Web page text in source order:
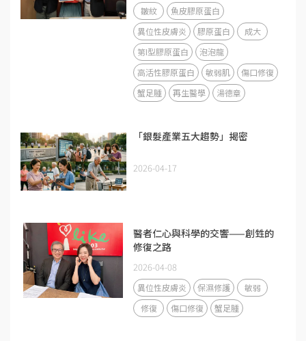
皺紋
魚皮膠原蛋白
異位性皮膚炎
膠原蛋白
成大
第I型膠原蛋白
泡泡龍
高活性膠原蛋白
敏弱肌
傷口修復
蟹足腫
再生醫學 湯德章
「銀髮產業五大趨勢」揭密
2026-04-17
醫者仁心與科學的交響——創甡的
修復之路
2026-04-08
異位性皮膚炎 保濕修護
敏弱
修復
傷口修復 蟹足腫